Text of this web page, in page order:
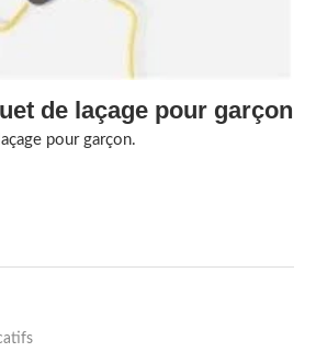
de laçage pour garçon
pour garçon.